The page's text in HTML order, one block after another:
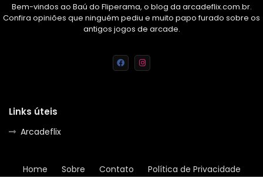
Bem-vindos ao Baú do Fliperama, o blog da arcadeflix.com.br.
Confira opiniões que ninguém pediu e muito papo furado sobre os
antigos jogos de arcade.
Links úteis
Arcadeflix
Home Sobre Contato
Política de Privacidade